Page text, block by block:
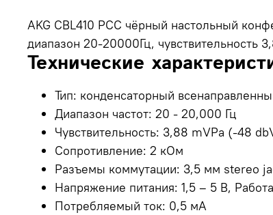
AKG CBL410 PCC чёрный настольный
диапазон 20-20000Гц,
Технические
Тип: конденсаторный
Диапазон частот: 20 - 20,000 Гц
Чувствительность: 3,88 mVPa (-48
Сопротивление: 2 кОм
Разъемы коммутации: 3,5 мм stereo
Напряжение питания: 1,5 – 5 В,
Потребляемый ток: 0,5 мА